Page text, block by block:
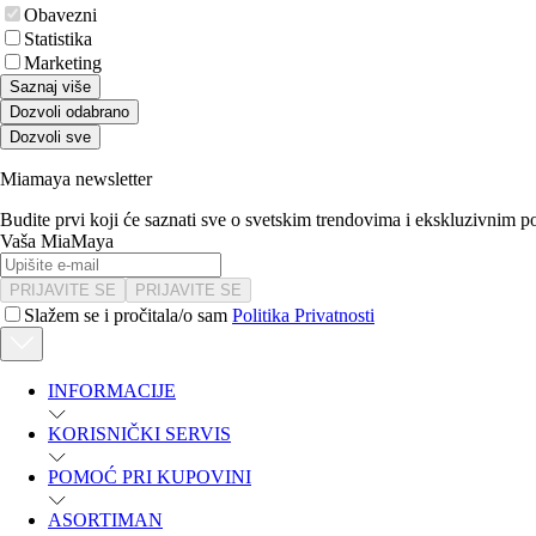
Obavezni
Statistika
Marketing
Saznaj više
Dozvoli odabrano
Dozvoli sve
Miamaya newsletter
Budite prvi koji će saznati sve o svetskim trendovima i ekskluzivnim
Vaša MiaMaya
PRIJAVITE SE PRIJAVITE SE
Slažem se i pročitala/o sam Politika Privatnosti
INFORMACIJE
KORISNIČKI SERVIS
POMOĆ PRI KUPOVINI
ASORTIMAN